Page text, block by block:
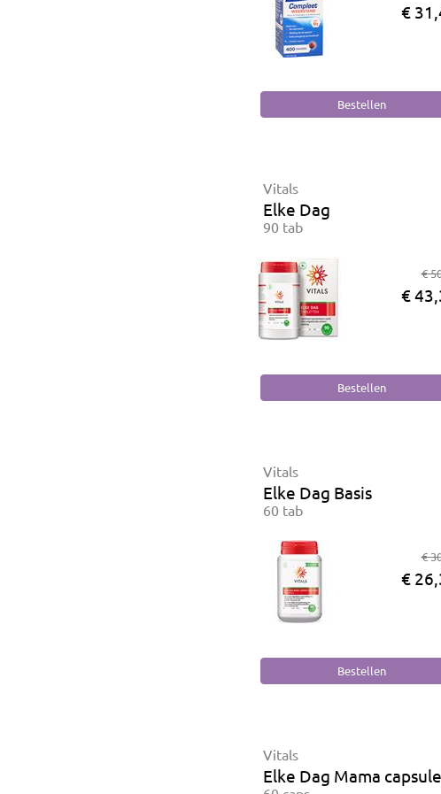
€
Vitals
Elke Dag
90 tab
€
€
Vitals
Elke Dag Basis
60 tab
€
€
Vitals
Elke Dag Mama